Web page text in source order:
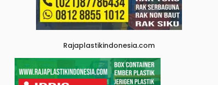
Rajaplastikindonesia.com